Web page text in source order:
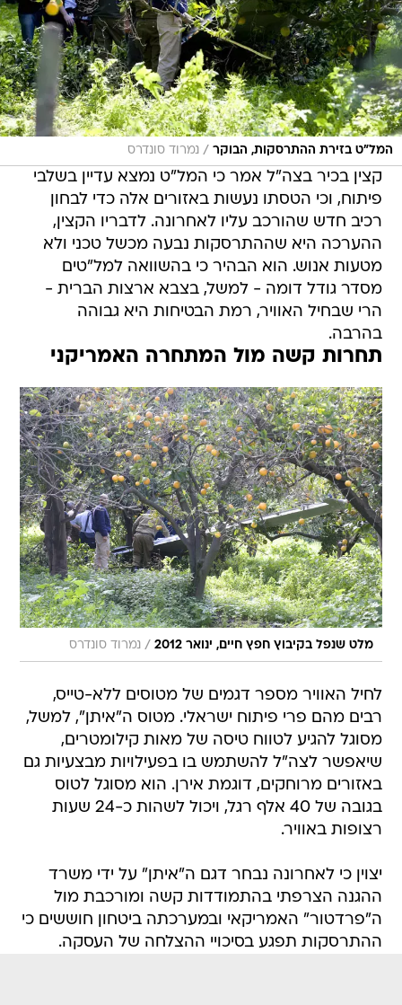
המל"ט בזירת ההתרסקות, הבוקר / נמרוד סונדרס
קצין בכיר בצה"ל אמר כי המל"ט נמצא עדיין בשלבי
פיתוח, וכי הטסתו נעשות באזורים אלה כדי לבחון
רכיב חדש שהורכב עליו לאחרונה. לדבריו הקצין,
ההערכה היא שההתרסקות נבעה מכשל טכני ולא
מטעות אנוש. הוא הבהיר כי בהשוואה למל"טים
מסדר גודל דומה - למשל, בצבא ארצות הברית -
הרי שבחיל האוויר, רמת הבטיחות היא גבוהה
בהרבה.
תחרות קשה מול המתחרה האמריקני
מלט שנפל בקיבוץ חפץ חיים, ינואר 2012 / נמרוד סונדרס
לחיל האוויר מספר דגמים של מטוסים ללא-טייס,
רבים מהם פרי פיתוח ישראלי. מטוס ה"איתן", למשל,
מסוגל להגיע לטווח טיסה של מאות קילומטרים,
שיאפשר לצה"ל להשתמש בו בפעילויות מבצעיות גם
באזורים מרוחקים, דוגמת אירן. הוא מסוגל לטוס
בגובה של 40 אלף רגל, ויכול לשהות כ-24 שעות
רצופות באוויר.
יצוין כי לאחרונה נבחר דגם ה"איתן" על ידי משרד
ההגנה הצרפתי בהתמודדות קשה ומורכבת מול
ה"פרדטור" האמריקאי ובמערכתה ביטחון חוששים כי
ההתרסקות תפגע בסיכויי ההצלחה של העסקה.